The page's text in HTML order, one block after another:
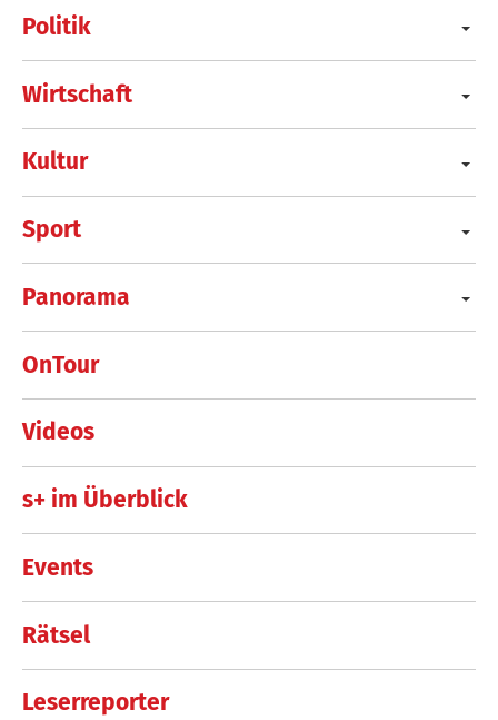
Politik
Wirtschaft
Kultur
Sport
Panorama
OnTour
Videos
s+ im Überblick
Events
Rätsel
Leserreporter